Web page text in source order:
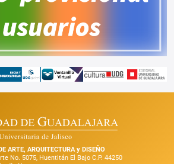
ARTE, ARQUITECTURA y DISEÑO
No. 5075, Huentitán El Bajo C.P. 44250